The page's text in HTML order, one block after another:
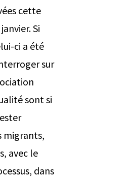
cette
Si
ci a été
sur
sont si
migrants,
avec le
dans